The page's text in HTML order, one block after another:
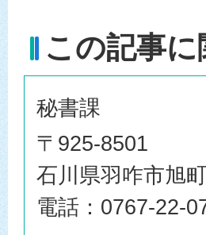
この記事
秘書課
〒925-8501
石川県羽咋市旭
電話：0767-22-